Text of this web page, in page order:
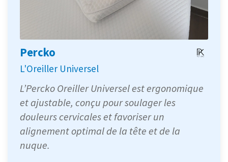
Percko
L'Oreiller Universel
L’Percko Oreiller Universel est ergonomique
et ajustable, conçu pour soulager les
douleurs cervicales et favoriser un
alignement optimal de la tête et de la
nuque.